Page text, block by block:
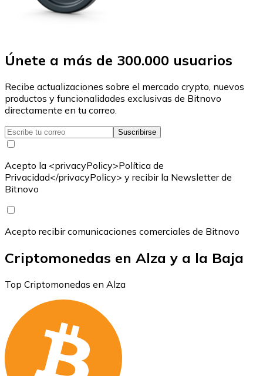
Únete a más de 300.000 usuarios
Recibe actualizaciones sobre el mercado crypto, nuevos
productos y funcionalidades exclusivas de Bitnovo
directamente en tu correo.
Suscribirse
Acepto la <privacyPolicy>Política de
Privacidad</privacyPolicy> y recibir la Newsletter de
Bitnovo
Acepto recibir comunicaciones comerciales de Bitnovo
Criptomonedas en Alza y a la Baja
Top Criptomonedas en Alza